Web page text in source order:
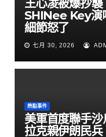
王心凌被爆抄
SHINee Key
細節怒了
七月 30, 2026
熱點事件
美軍首度聯手
拉克親伊朗民